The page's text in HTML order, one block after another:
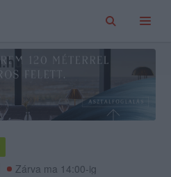
Zárva ma 14:00-ig